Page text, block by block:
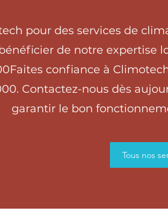
pour des services de
de notre
confiance à
Contactez-nous dès
garantir le bon
Tous nos